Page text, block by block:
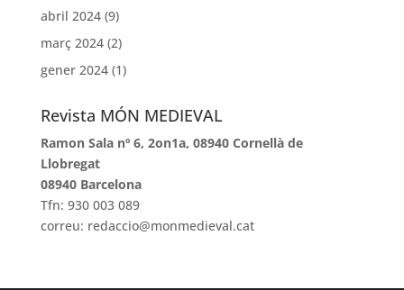
abril 2024(9)
març 2024(2)
gener 2024(1)
Revista MÓN MEDIEVAL
Ramon Sala nº 6, 2on1a, 08940 Cornellà de
Llobregat
08940 Barcelona
Tfn: 930 003 089
correu: redaccio@monmedieval.cat